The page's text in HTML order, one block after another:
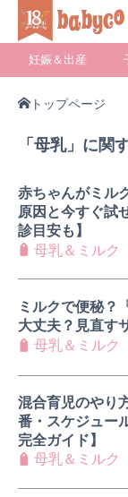
妊娠＆出産
トップページ
「母乳」に関
赤ちゃんがミル
原因と今すぐ試
診目安も】
母乳＆ミルク
ミルクで便秘？
大丈夫？見直す
母乳＆ミルク
混合育児のやり
番・スケジュー
完全ガイド】
母乳＆ミルク
暮らし